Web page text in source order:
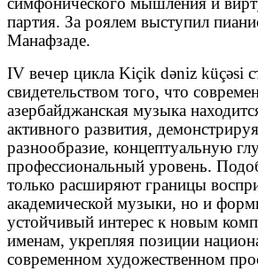
партия. За роялем выступил
Манафзаде.
IV вечер цикла Kiçik dəniz küçəsi
свидетельством того, что
азербайджанская музыка
активного развития,
разнообразие, концептуальную
профессиональный уровень.
только расширяют границы
академической музыки, но и
устойчивый интерес к новым
именам, укрепляя позиции
современном художественном